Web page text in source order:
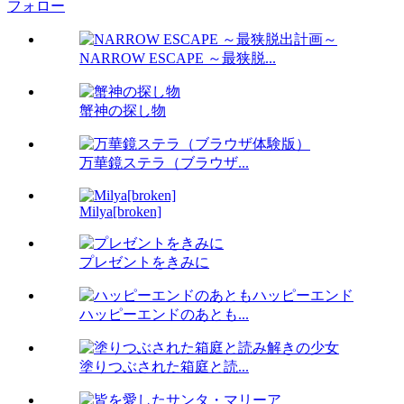
フォロー
NARROW ESCAPE ～最狭脱...
蟹神の探し物
万華鏡ステラ（ブラウザ...
Milya[broken]
プレゼントをきみに
ハッピーエンドのあとも...
塗りつぶされた箱庭と読...